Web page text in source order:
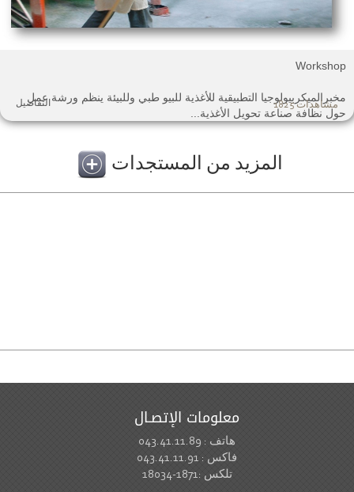
التطبيقية للأغذية للبيو طبي وللبيئة ينظم ورشة عمل
نظافة صناعة تحويل الأغذية...
مشاهدات 1825 التفاصيل
المزيد من المستجدات
معلومات الإتصـال
هاتف : 043.41.11.89
فاكس : 043.41.11.91
تلكس :1871-18034